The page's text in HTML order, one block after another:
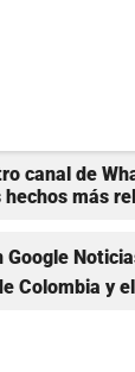
canal de
más
Colombia y